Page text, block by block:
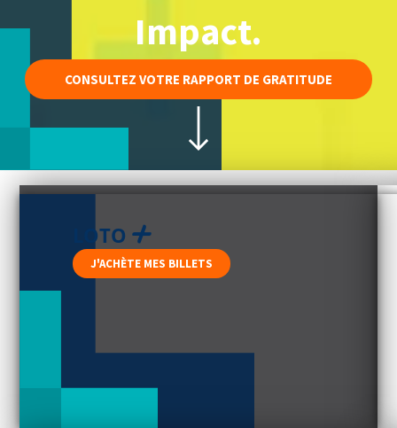
Impact.
CONSULTEZ VOTRE RAPPORT DE GRATITUDE
LOTO
J'ACHÈTE MES BILLETS